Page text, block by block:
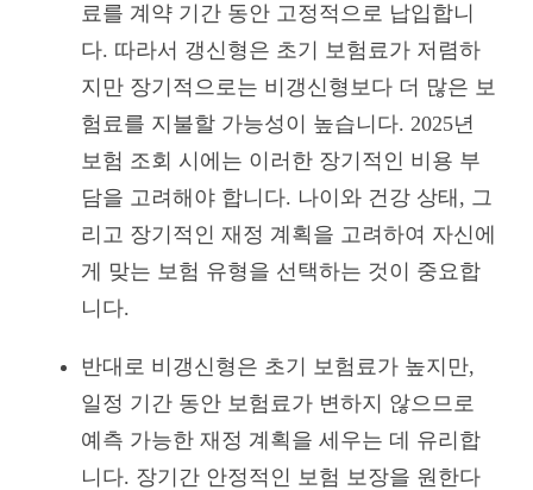
료를 계약 기간 동안 고정적으로 납입합니
다. 따라서 갱신형은 초기 보험료가 저렴하
지만 장기적으로는 비갱신형보다 더 많은 보
험료를 지불할 가능성이 높습니다. 2025년
보험 조회 시에는 이러한 장기적인 비용 부
담을 고려해야 합니다. 나이와 건강 상태, 그
리고 장기적인 재정 계획을 고려하여 자신에
게 맞는 보험 유형을 선택하는 것이 중요합
니다.
반대로 비갱신형은 초기 보험료가 높지만,
일정 기간 동안 보험료가 변하지 않으므로
예측 가능한 재정 계획을 세우는 데 유리합
니다. 장기간 안정적인 보험 보장을 원한다